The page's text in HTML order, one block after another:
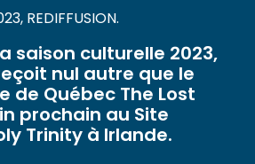
REDIFFUSION.
saison culturelle 2023,
nul autre que le
de Québec The Lost
prochain au Site
Trinity à Irlande.